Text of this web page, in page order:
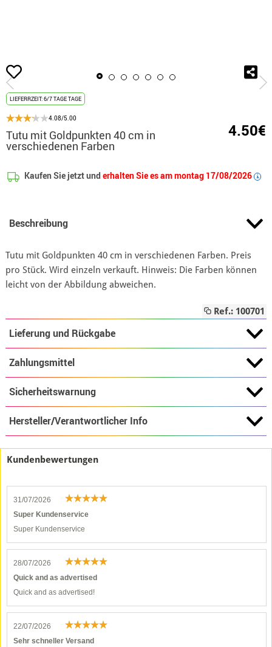
Beginn Tutu mit Goldpunkten 40 cm in verschiedenen
LIEFERRZEIT: 6/7 TAGE TAGE
4.08/5.00
Tutu mit Goldpunkten 40 cm in
verschiedenen Farben
4.50€
Kaufen Sie jetzt underhalten Sie es am montag 17/08/2026 i
Beschreibung
Tutu mit Goldpunkten 40 cm in verschiedenen Farben. Preis
pro Stück. Wird einzeln verkauft. Hinweis: Die Farben können
leicht von der Abbildung abweichen.
Ref.: 100701
Lieferung und Rückgabe
Zahlungsmittel
Sicherheitswarnung
Hersteller/Verantwortlicher Info
Kundenbewertungen
31/07/2026
Super Kundenservice
Super Kundenservice
28/07/2026
Quick and as advertised
Quick and as advertised!
22/07/2026
Sehr schneller Versand